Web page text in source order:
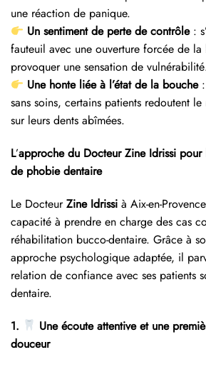
une réaction de panique.
Un sentiment de perte de contrôle:
fauteuil avec une ouverture forcée de
provoquer une sensation de
Une honte liée à l’état de la bouche:
sans soins, certains patients redoutent
sur leurs dents abîmées.
L’approche du Docteur Zine Idrissi pour
de phobie dentaire
Le DocteurZine Idrissi à Aix-en-
capacité à prendre en charge des cas
réhabilitation bucco-dentaire. Grâce à
approche psychologique adaptée, il
relation de confiance avec ses patients
dentaire.
1.
Une écoute attentive et une
douceur